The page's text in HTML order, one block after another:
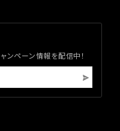
ンペーン情報を配信中！